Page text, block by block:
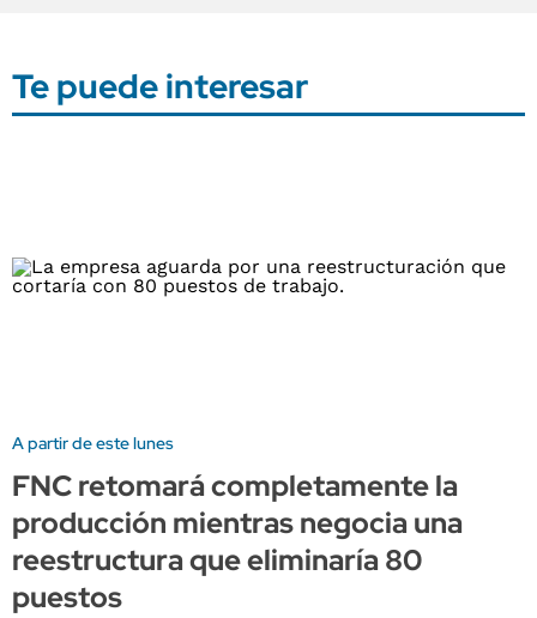
Te puede interesar
A partir de este lunes
FNC retomará completamente la
producción mientras negocia una
reestructura que eliminaría 80
puestos